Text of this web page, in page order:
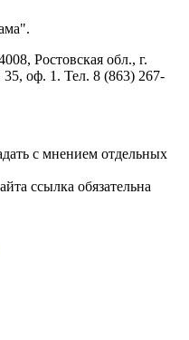
Ростовская обл., г.
оф. 1. Тел. 8 (863) 267-
с мнением отдельных
ссылка обязательна